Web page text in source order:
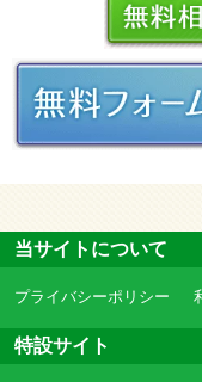
当サイトについて
プライバシーポリシー
特設サイト